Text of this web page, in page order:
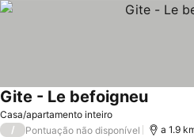
Casa/apartamento inteiro
Gite - Le befoigneu
/ Pontuação não disponível a 1.9